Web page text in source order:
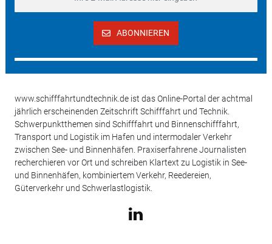
ABONNIEREN
www.schifffahrtundtechnik.de ist das Online-Portal der achtmal
jährlich erscheinenden Zeitschrift Schifffahrt und Technik.
Schwerpunktthemen sind Schifffahrt und Binnenschifffahrt,
Transport und Logistik im Hafen und intermodaler Verkehr
zwischen See- und Binnenhäfen. Praxiserfahrene Journalisten
recherchieren vor Ort und schreiben Klartext zu Logistik in See-
und Binnenhäfen, kombiniertem Verkehr, Reedereien,
Güterverkehr und Schwerlastlogistik.